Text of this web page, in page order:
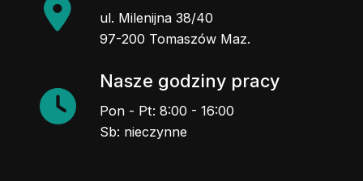
ul. Milenijna 38/40
97-200 Tomaszów Maz.
Nasze godziny pracy
Pon - Pt: 8:00 - 16:00
Sb: nieczynne